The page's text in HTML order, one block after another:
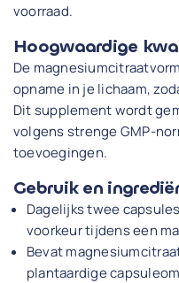
voorraad.
Hoogwaardige
De
opname in je lichaam,
Dit supplement wordt
volgens strenge GMP-
toevoegingen.
Gebruik en
Dagelijks twee
voorkeur tijdens een
Bevat
plantaardige